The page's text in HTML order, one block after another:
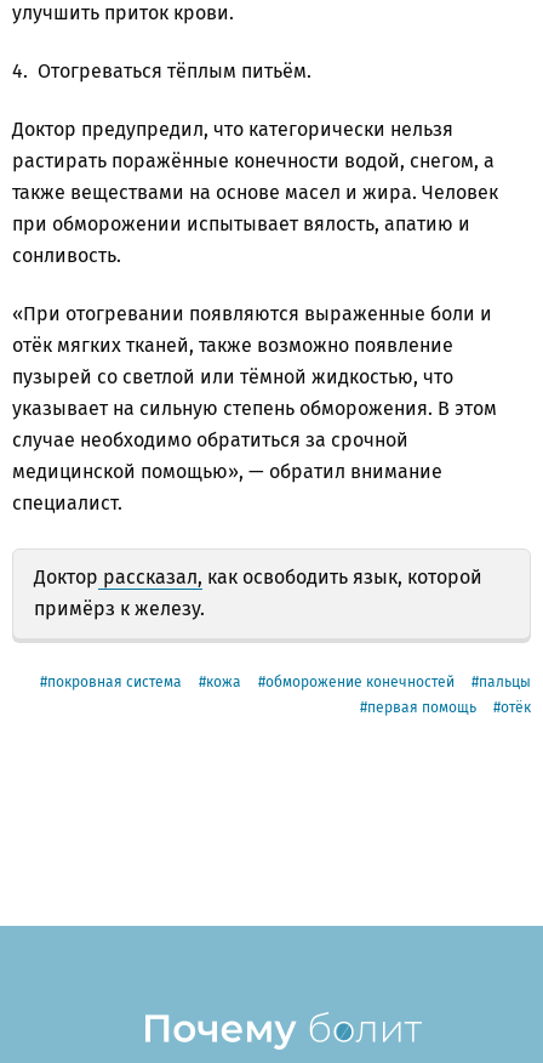
улучшить приток крови.
4. Отогреваться тёплым питьём.
Доктор предупредил, что категорически нельзя
растирать поражённые конечности водой, снегом, а
также веществами на основе масел и жира. Человек
при обморожении испытывает вялость, апатию и
сонливость.
«При отогревании появляются выраженные боли и
отёк мягких тканей, также возможно появление
пузырей со светлой или тёмной жидкостью, что
указывает на сильную степень обморожения. В этом
случае необходимо обратиться за срочной
медицинской помощью», — обратил внимание
специалист.
Доктор рассказал, как освободить язык, которой
примёрз к железу.
покровная система кожа обморожение конечностей
пальцы
первая помощь
отёк